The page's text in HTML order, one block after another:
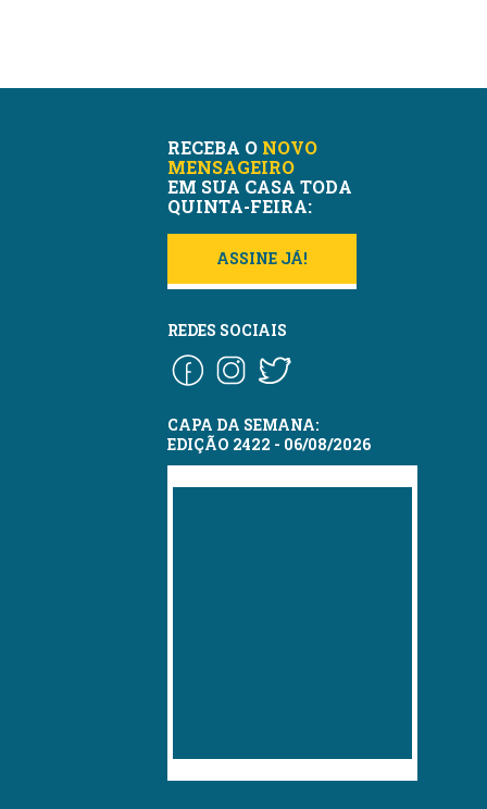
RECEBA O NOVO
MENSAGEIRO
EM SUA CASA TODA
QUINTA-FEIRA:
ASSINE JÁ!
REDES SOCIAIS
CAPA DA SEMANA:
EDIÇÃO 2422 - 06/08/2026